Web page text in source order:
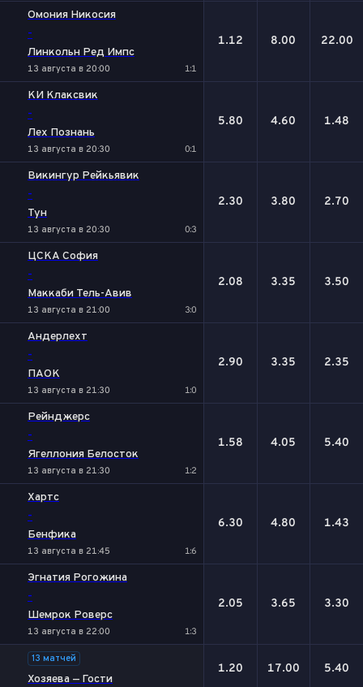
Омония Никосия
-
Линкольн Ред Импс
13 августа в 20:00 1:1
1.12 8.00 22.00
КИ Клаксвик
-
Лех Познань
13 августа в 20:30 0:1
5.80 4.60 1.48
Викингур Рейкьявик
-
Тун
13 августа в 20:30 0:3
2.30 3.80 2.70
ЦСКА София
-
Маккаби Тель-Авив
13 августа в 21:00 3:0
2.08 3.35 3.50
Андерлехт
-
ПАОК
13 августа в 21:30 1:0
2.90 3.35 2.35
Рейнджерс
-
Ягеллония Белосток
13 августа в 21:30 1:2
1.58 4.05 5.40
Хартс
-
Бенфика
13 августа в 21:45 1:6
6.30 4.80 1.43
Эгнатия Рогожина
-
Шемрок Роверс
13 августа в 22:00 1:3
2.05 3.65 3.30
13 матчей
Хозяева — Гости
1.20 17.00 5.40